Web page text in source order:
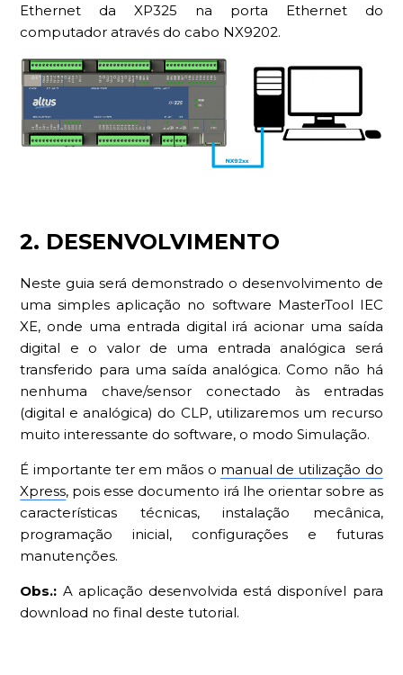
Ethernet da XP325 na porta Ethernet do
computador através do cabo NX9202.
2. DESENVOLVIMENTO
Neste guia será demonstrado o desenvolvimento de
uma simples aplicação no software MasterTool IEC
XE, onde uma entrada digital irá acionar uma saída
digital e o valor de uma entrada analógica será
transferido para uma saída analógica. Como não há
nenhuma chave/sensor conectado às entradas
(digital e analógica) do CLP, utilizaremos um recurso
muito interessante do software, o modo Simulação.
É importante ter em mãos o manual de utilização do
Xpress, pois esse documento irá lhe orientar sobre as
características técnicas, instalação mecânica,
programação inicial, configurações e futuras
manutenções.
Obs.: A aplicação desenvolvida está disponível para
download no final deste tutorial.